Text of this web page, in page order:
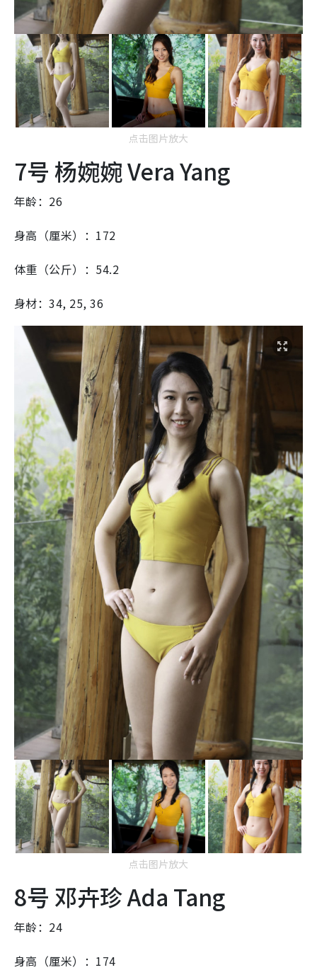
点击图片放大
7号 杨婉婉 Vera Yang
年龄：26
身高（厘米）：172
体重（公斤）：54.2
身材：34, 25, 36
点击图片放大
8号 邓卉珍 Ada Tang
年龄：24
身高（厘米）：174